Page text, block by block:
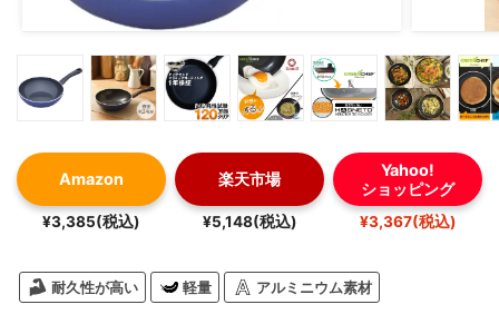
Amazon
¥3,385(税込)
楽天市場
¥5,148(税込)
Yahoo!
ショッピング
¥3,367(税込)
耐久性が高い 軽量 アルミニウム素材